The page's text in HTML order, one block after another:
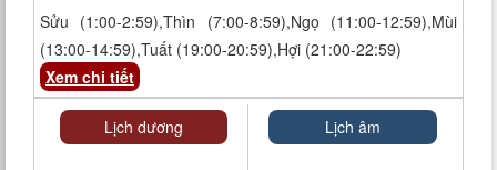
Sửu (1:00-2:59),Thìn (7:00-8:59),Ngọ (11:00-12:59),Mùi
(13:00-14:59),Tuất (19:00-20:59),Hợi (21:00-22:59)
Xem chi tiết
Lịch dương Lịch âm